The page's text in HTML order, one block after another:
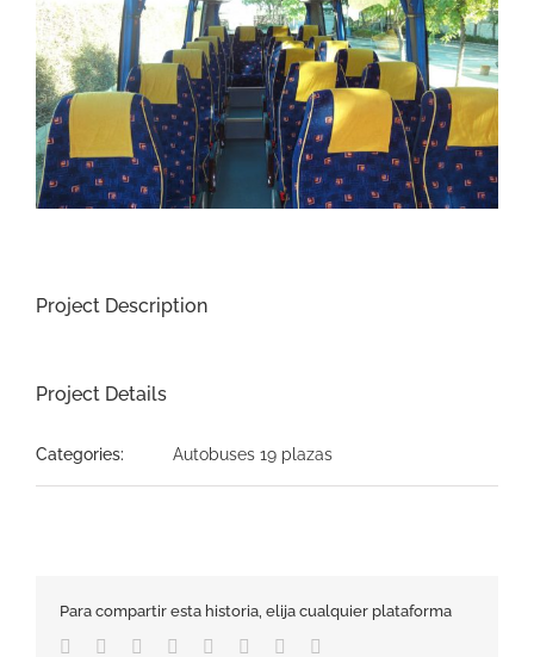
Image
Project Description
Project Details
Categories: Autobuses 19 plazas
Para compartir esta historia, elija cualquier plataforma
Facebook
TwitterReddit LinkedIn
TumblrPinterest